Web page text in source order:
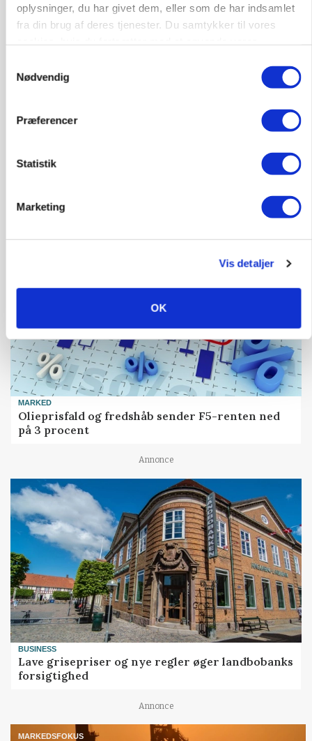
oplysninger, du har givet dem, eller som de har indsamlet
fra din brug af deres tjenester. Du samtykker til vores
Nødvendig
Præferencer
Statistik
Marketing
Vis detaljer
OK
Befriende, at topredaktør erkender, hun er
MARKED
Olieprisfald og fredshåb sender F5-renten ned
på 3 procent
Annonce
BUSINESS
Lave grisepriser og nye regler øger landbobanks
forsigtighed
Annonce
MARKEDSFOKUS